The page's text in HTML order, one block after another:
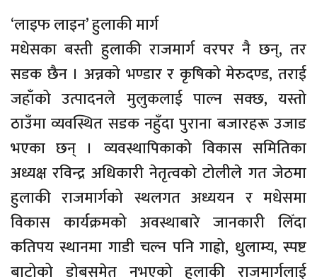
‘लाइफ लाइन’ हुलाकी मार्ग
मधेसका बस्ती हुलाकी राजमार्ग वरपर नै छन्, तर
सडक छैन । अन्नको भण्डार र कृषिको मेरुदण्ड, तराई
जहाँको उत्पादनले मुलुकलाई पाल्न सक्छ, यस्तो
ठाउँमा व्यवस्थित सडक नहुँदा पुराना बजारहरू उजाड
भएका छन् । व्यवस्थापिकाको विकास समितिका
अध्यक्ष रविन्द्र अधिकारी नेतृत्वको टोलीले गत जेठमा
हुलाकी राजमार्गको स्थलगत अध्ययन र मधेसमा
विकास कार्यक्रमको अवस्थाबारे जानकारी लिँदा
कतिपय स्थानमा गाडी चल्न पनि गाह्रो, धुलाम्य, स्पष्ट
बाटोको डोबसमेत नभएको हुलाकी राजमार्गलाई